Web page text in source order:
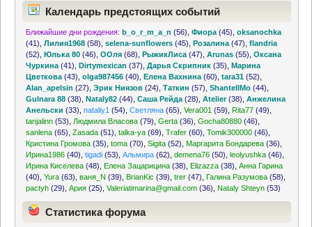
Календарь предстоящих событий
Ближайшие дни рождения: b_o_r_m_a_n (56) ,Фиора (45) ,oksanochka
(41) ,Лилия1968 (58) ,selena-sunflowers (45) ,Розалина (47) ,flandria
(52) ,Юлька 80 (46) ,ООля (68) ,РыжикЛиса (47) ,Arunas (55) ,Оксана
Чуркина (41) ,Dirtymexican (37) ,Дарья Скрипник (35) ,Марина
Цветкова (43) ,olga987456 (40) ,Елена Вахнина (60) ,tara31 (52)
Alan_apelsin (27) ,Эрик Ниязов (24) ,Таткин (57) ,ShantellMo (44)
Gulnara 88 (38) ,Nataly82 (44) ,Саша Рейда (28) ,Atelier(38) ,Анжелина
Анельски (33) ,nataliy1 (54) ,Светляна (65) ,Vera001 (59) Rita77 (49)
tanjalinn (53) Людмила Власова (79) ,Gerta (36) ,Gocha80880 (46)
sanlena (65) ,Zasada (51) ,talka-ya (69) ,Trafer (60) ,Tomik300000 (46)
Кристина Громова (35) ,toma (70) ,Sigita (52) Маргарита Бондарева (36)
Ирина1986 (40) ,tigadi (53) ,Альмира (62) ,demena76 (50) ,leolyushka (46)
Ирина Киселева (48) Елена Зацарицина (38) Elizazza (38) ,Анна Гарина
(40) ,Yura (63) ,ваня_N (39) BrianKic (39) ,trer (47) Галина Разумова (58)
pactyh (29) ,Ария (25) ,Valeriatimarina@gmail.com (36) Nataly Shteyn (53)
Статистика форума